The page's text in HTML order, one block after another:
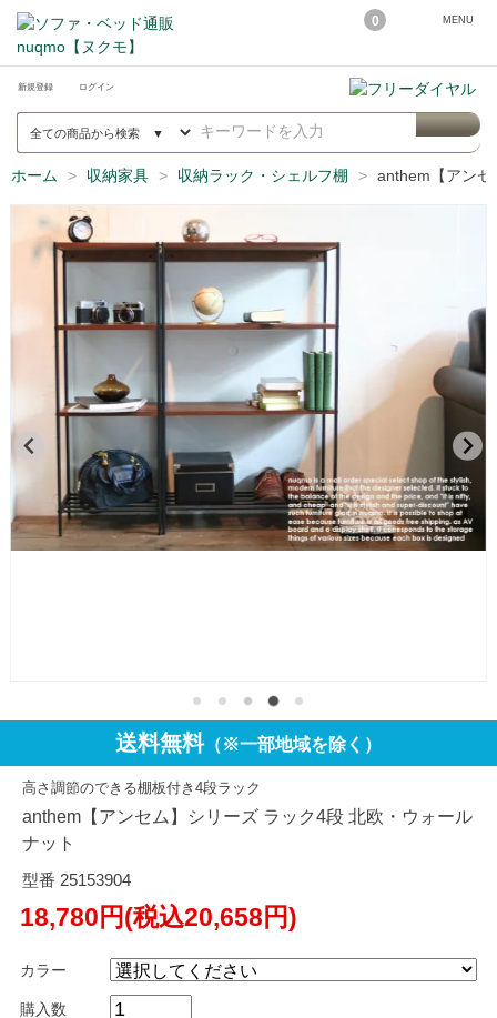
0 MENU
新規登録 ログイン
ホーム 収納家具 収納ラック・シェルフ棚 anthem【アンセ
送料無料（※一部地域を除く）
高さ調節のできる棚板付き4段ラック
anthem【アンセム】シリーズ ラック4段 北欧・ウォール
ナット
型番 25153904
18,780円(税込20,658円)
カラー
購入数